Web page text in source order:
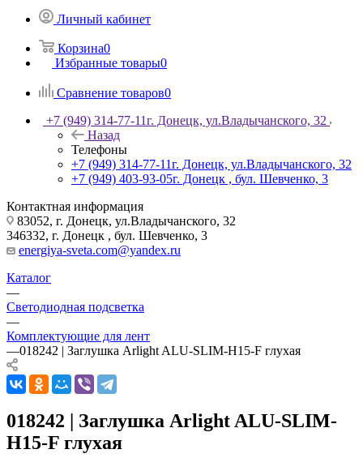
Личный кабинет
Корзина0
Избранные товары0
Сравнение товаров0
+7 (949) 314-77-11г. Донецк, ул.Владычанского, 32
Назад
Телефоны
+7 (949) 314-77-11г. Донецк, ул.Владычанского, 32
+7 (949) 403-93-05г. Донецк , бул. Шевченко, 3
Контактная информация
83052, г. Донецк, ул.Владычанского, 32
346332, г. Донецк , бул. Шевченко, 3
energiya-sveta.com@yandex.ru
Каталог
—
Светодиодная подсветка
—
Комплектующие для лент
—018242 | Заглушка Arlight ALU-SLIM-H15-F глухая
018242 | Заглушка Arlight ALU-SLIM-
H15-F глухая